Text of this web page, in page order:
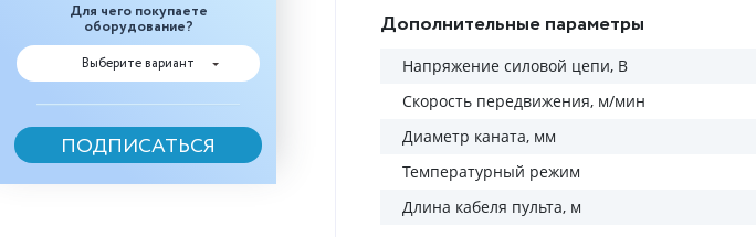
Для чего покупаете
оборудование?
Выберите вариант
Дополнительные параметры
Напряжение силовой цепи, В
Скорость передвижения, м/мин
Диаметр каната, мм
Температурный режим
Длина кабеля пульта, м